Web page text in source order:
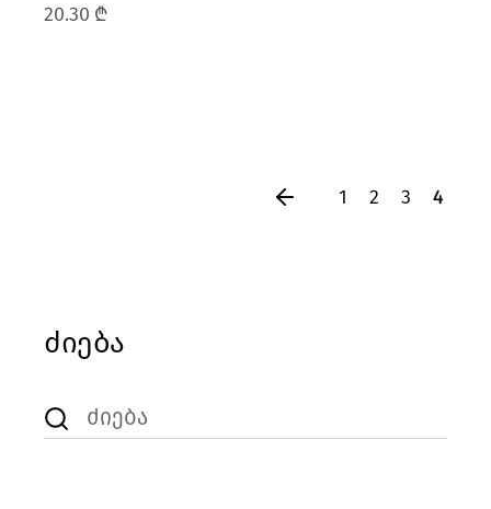
20.30 ₾
1 2 3 4
ძიება
Search
for: